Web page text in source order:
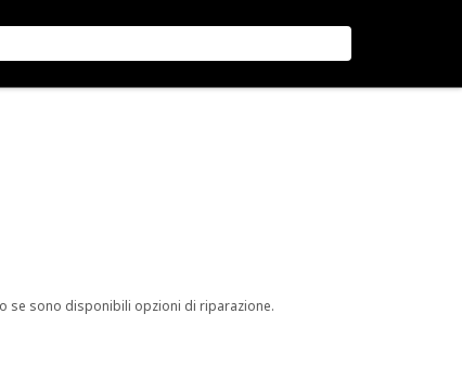
se sono disponibili opzioni di riparazione.